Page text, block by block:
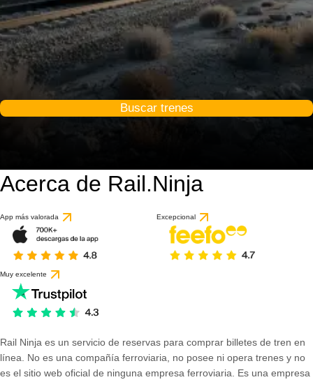
Buscar trenes
Acerca de Rail.Ninja
App más valorada Excepcional
Muy excelente
Rail Ninja es un servicio de reservas para comprar billetes de tren en
línea. No es una compañía ferroviaria, no posee ni opera trenes y no
es el sitio web oficial de ninguna empresa ferroviaria. Es una empresa